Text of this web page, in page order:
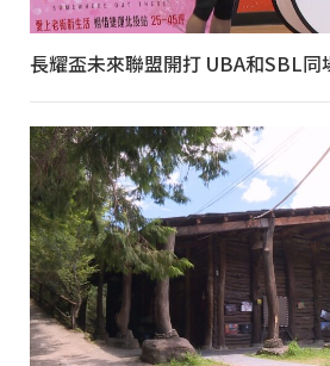
長耀盃未來聯盟開打 UBA和SBL同